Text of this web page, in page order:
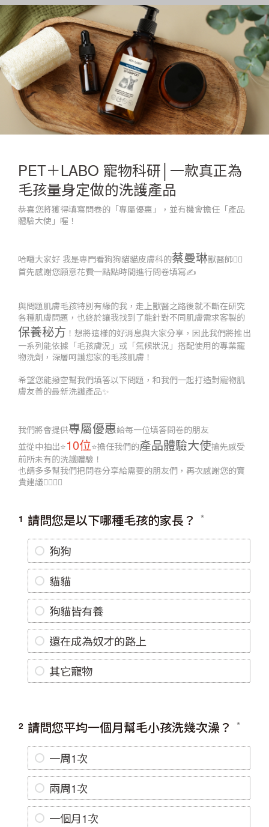
PET＋LABO 寵物科研│一款真正為
毛孩量身定做的洗護產品
恭喜您將獲得填寫問卷的「專屬優惠」，並有機會擔任「產品
體驗大使」喔！
哈囉大家好 我是專門看狗狗貓貓皮膚科的蔡曼琳獸醫師👩‍⚕
首先感謝您願意花費一點點時間進行問卷填寫✍️
與問題肌膚毛孩特別有緣的我，走上獸醫之路後就不斷在研究
各種肌膚問題，也終於讓我找到了能針對不同肌膚需求客製的
保養秘方 ！想將這樣的好消息與大家分享，因此我們將推出
一系列能依據「毛孩膚況」或「氣候狀況」搭配使用的專業寵
物洗劑，深層呵護您家的毛孩肌膚！
希望您能撥空幫我們填答以下問題，和我們一起打造對寵物肌
膚友善的最新洗護產品✨
我們將會提供專屬優惠給每一位填答問卷的朋友
並從中抽出⭐10位⭐擔任我們的產品體驗大使搶先感受
前所未有的洗護體驗！
也請多多幫我們把問卷分享給需要的朋友們，再次感謝您的寶
貴建議🙇‍♂️🙇‍♀️
1 請問您是以下哪種毛孩的家長？
狗狗
貓貓
狗貓皆有養
還在成為奴才的路上
其它寵物
2 請問您平均一個月幫毛小孩洗幾次澡？
一周1次
兩周1次
一個月1次